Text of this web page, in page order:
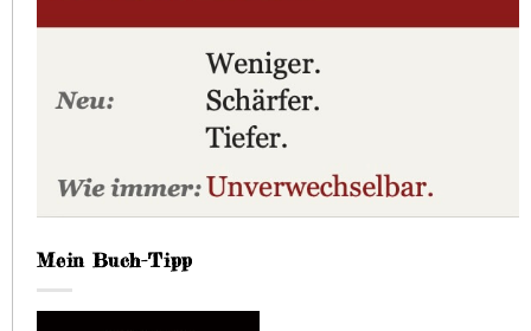
Mein Buch-Tipp